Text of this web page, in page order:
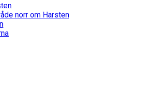
norr om Harsten